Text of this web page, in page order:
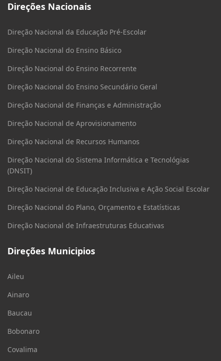
Direções Nacionais
Direção Nacional da Educação Pré-Escolar
Direção Nacional do Ensino Básico
Direção Nacional do Ensino Recorrente
Direção Nacional do Ensino Secundário Geral
Direção Nacional de Finanças e Administração
Direção Nacional de Aprovisionamento
Direção Nacional de Recursos Humanos
Direção Nacional do Sistema Informática e Tecnológias
(DNSIT)
Direção Nacional de Educação Inclusiva e Ação Social Escolar
Direção Nacional do Plano, Orçamento e Estatísticas
Direção Nacional de Infraestruturas Educativas
Direções Municipios
Aileu
Ainaro
Baucau
Bobonaro
Covalima